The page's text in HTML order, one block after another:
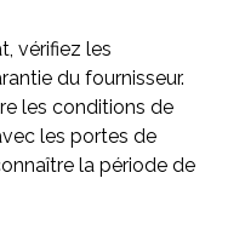
vérifiez les
du fournisseur.
les conditions de
les portes de
la période de